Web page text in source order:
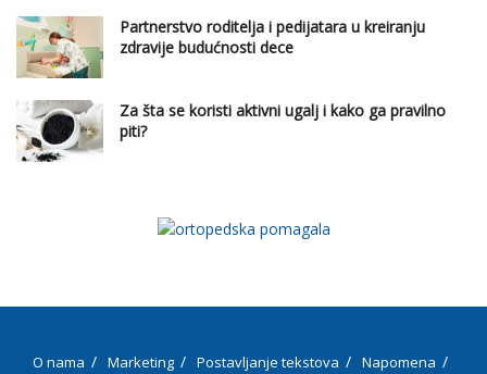
Partnerstvo roditelja i pedijatara u kreiranju
zdravije budućnosti dece
Za šta se koristi aktivni ugalj i kako ga pravilno
piti?
O nama Marketing Postavljanje tekstova
Napomena